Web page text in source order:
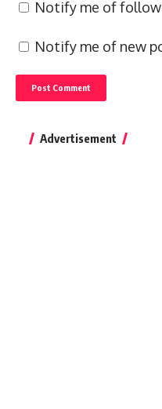
Notify me of
Notify me of new
Advertisement